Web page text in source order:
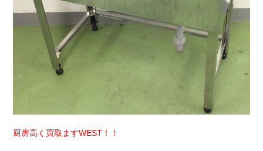
厨房高く買取ますWEST！！